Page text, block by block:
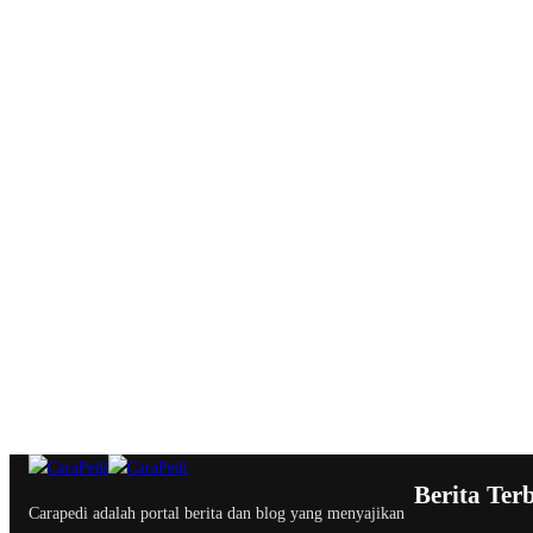
Carapedi adalah portal berita dan blog yang menyajikan
Berita